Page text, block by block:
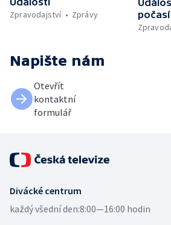
Zpravodajství
Zprávy
počasí
Napište nám
Otevřít
kontaktní
formulář
Divácké centrum
každý všední den:8:00—16:00 hodin